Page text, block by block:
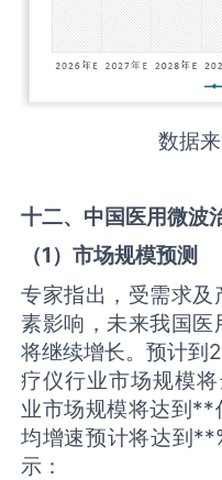
数据
十二、中国医用微波
（1）市场规模预测
专家指出，受需求
素影响，未来我国
将继续增长。预计到
疗仪行业市场规模
业市场规模将达到**
均增速预计将达到
示：